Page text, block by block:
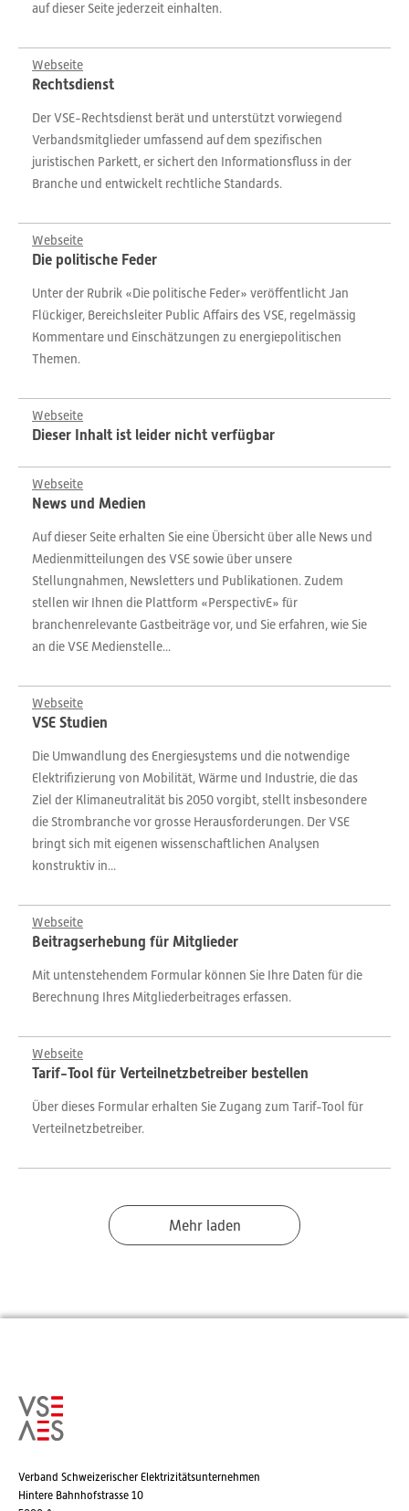
auf dieser Seite jederzeit einhalten.
Webseite
Rechtsdienst
Der VSE-Rechtsdienst berät und unterstützt vorwiegend
Verbandsmitglieder umfassend auf dem spezifischen
juristischen Parkett, er sichert den Informationsfluss in der
Branche und entwickelt rechtliche Standards.
Webseite
Die politische Feder
Unter der Rubrik «Die politische Feder» veröffentlicht Jan
Flückiger, Bereichsleiter Public Affairs des VSE, regelmässig
Kommentare und Einschätzungen zu energiepolitischen
Themen.
Webseite
Dieser Inhalt ist leider nicht verfügbar
Webseite
News und Medien
Auf dieser Seite erhalten Sie eine Übersicht über alle News und
Medienmitteilungen des VSE sowie über unsere
Stellungnahmen, Newsletters und Publikationen. Zudem
stellen wir Ihnen die Plattform «PerspectivE» für
branchenrelevante Gastbeiträge vor, und Sie erfahren, wie Sie
an die VSE Medienstelle...
Webseite
VSE Studien
Die Umwandlung des Energiesystems und die notwendige
Elektrifizierung von Mobilität, Wärme und Industrie, die das
Ziel der Klimaneutralität bis 2050 vorgibt, stellt insbesondere
die Strombranche vor grosse Herausforderungen. Der VSE
bringt sich mit eigenen wissenschaftlichen Analysen
konstruktiv in...
Webseite
Beitragserhebung für Mitglieder
Mit untenstehendem Formular können Sie Ihre Daten für die
Berechnung Ihres Mitgliederbeitrages erfassen.
Webseite
Tarif-Tool für Verteilnetzbetreiber bestellen
Über dieses Formular erhalten Sie Zugang zum Tarif-Tool für
Verteilnetzbetreiber.
Mehr laden
Verband Schweizerischer Elektrizitätsunternehmen
Hintere Bahnhofstrasse 10